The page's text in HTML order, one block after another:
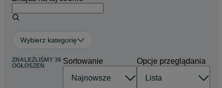
Wybierz kategorię
ZNALEŹLIŚMY 36
OGŁOSZEŃ
Sortowanie Opcje przeglądania